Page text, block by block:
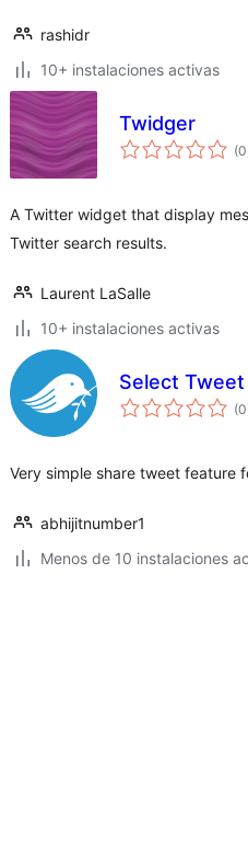
rashidr
10+ instalaciones activas
Twidger
(0
A Twitter widget that display
Twitter search results.
Laurent LaSalle
10+ instalaciones activas
Select Tweet
(0
Very simple share tweet feature
abhijitnumber1
Menos de 10 instalaciones